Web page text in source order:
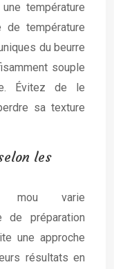
température
de température
du beurre
souple
Évitez de le
sa texture
les
mou varie
de préparation
une approche
résultats en